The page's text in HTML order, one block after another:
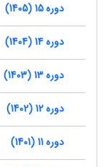
دوره 15 (1405)
دوره 14 (1404)
دوره 13 (1403)
دوره 12 (1402)
دوره 11 (1401)